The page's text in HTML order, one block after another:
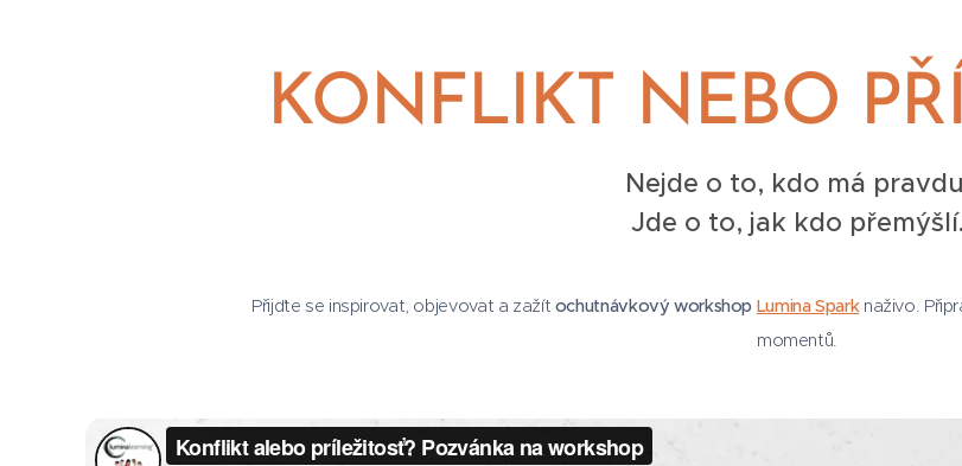
KONFLIKT NEBO
Nejde o to, kdo má
Jde o to, jak kdo přemýšlí.
Přijďte se inspirovat, objevovat a zažít ochutnávkový workshop Lumina Sparknaživo.
momentů.